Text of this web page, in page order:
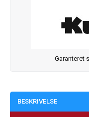
Garanteret
BESKRIVELSE